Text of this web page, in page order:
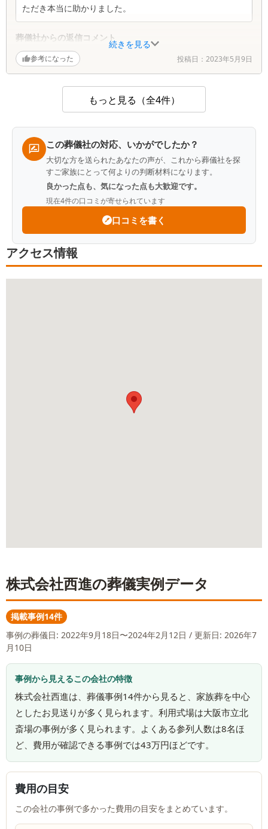
続きを見る
ただき本当に助かりました。
葬儀社からの返信コメント
この度は西進葬儀社で葬儀を依頼していただき誠に
ありがとうございました。 葬儀後でお困りごとが
他にもございましたらお気軽にご相談下さい。
参考になった 投稿日： 2023年5月9日
もっと見る（全4件）
この葬儀社の対応、いかがでしたか？
大切な方を送られたあなたの声が、これから葬儀社を探
すご家族にとって何よりの判断材料になります。
良かった点も、気になった点も大歓迎です。
現在4件の口コミが寄せられています
口コミを書く
アクセス情報
株式会社西進の葬儀実例データ
掲載事例14件
事例の葬儀日: 2022年9月18日〜2024年2月12日 / 更新日: 2026年7
月10日
事例から見えるこの会社の特徴
株式会社西進は、葬儀事例14件から見ると、家族葬を中心
としたお見送りが多く見られます。利用式場は大阪市立北
斎場の事例が多く見られます。よくある参列人数は8名ほ
ど、費用が確認できる事例では43万円ほどです。
費用の目安
この会社の事例で多かった費用の目安をまとめています。